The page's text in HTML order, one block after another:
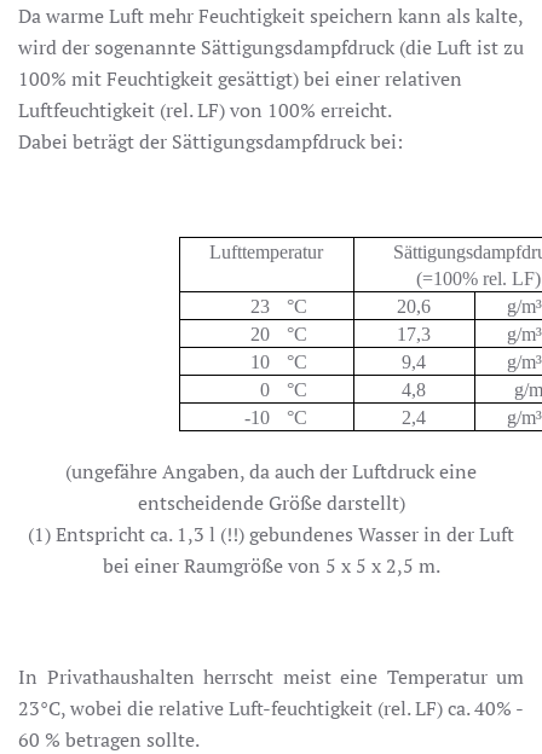
Da warme Luft mehr Feuchtigkeit speichern kann als kalte,
wird der sogenannte Sättigungsdampfdruck (die Luft ist zu
100% mit Feuchtigkeit gesättigt) bei einer relativen
Luftfeuchtigkeit (rel. LF) von 100% erreicht.
Dabei beträgt der Sättigungsdampfdruck bei:
Lufttemperatur
(=100% rel. LF)
23
°C 20,6
g/m³
20
°C 17,3
g/m³
10
°C 9,4
g/m³
0
°C 4,8
g/
-10
°C 2,4 g/m³
(ungefähre Angaben, da auch der Luftdruck eine
entscheidende Größe darstellt)
(1) Entspricht ca. 1,3 l (!!) gebundenes Wasser in der Luft
bei einer Raumgröße von 5 x 5 x 2,5 m.
In Privathaushalten herrscht meist eine Temperatur um
23°C, wobei die relative Luft-feuchtigkeit (rel. LF) ca. 40% -
60 % betragen sollte.